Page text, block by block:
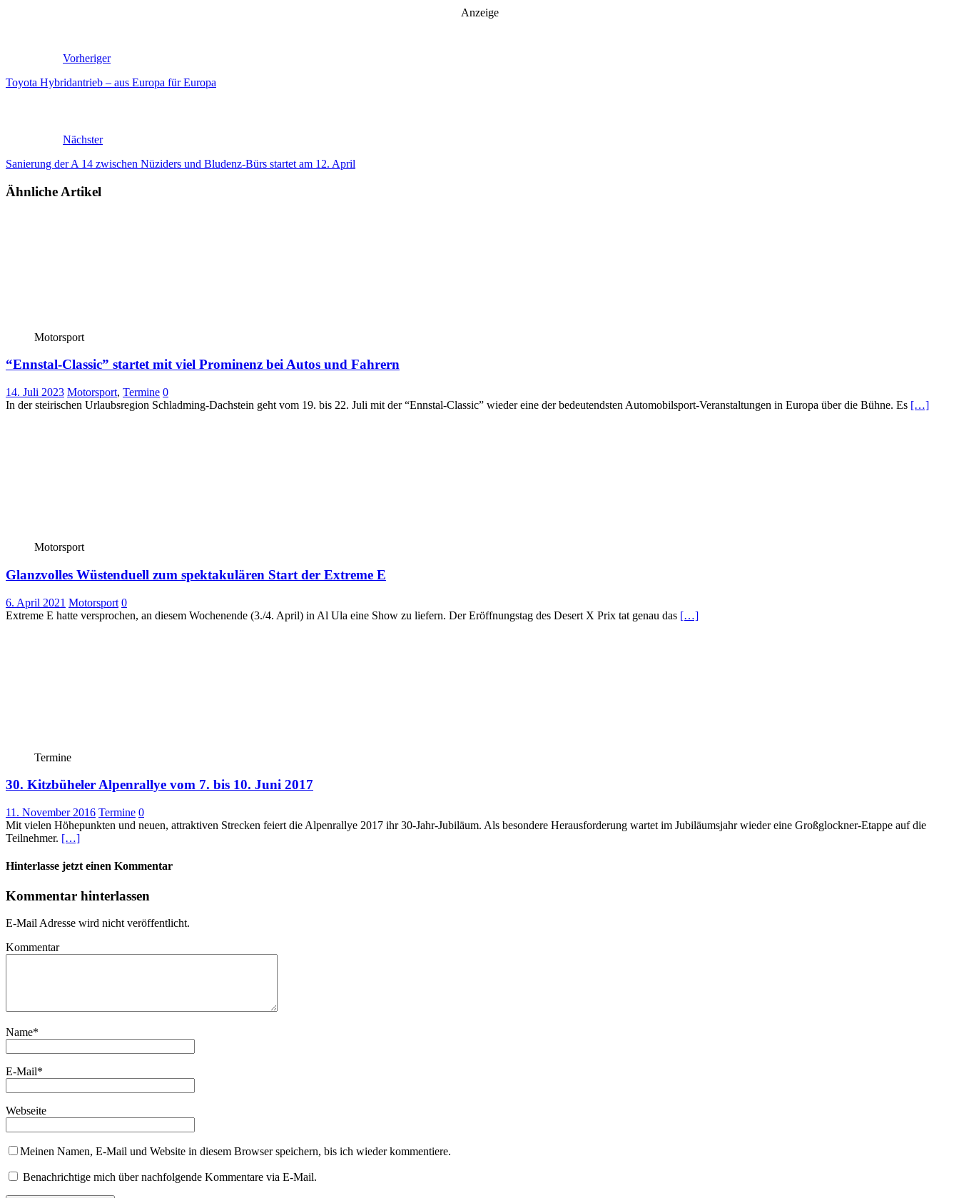
Anzeige
Vorheriger
Toyota Hybridantrieb – aus Europa für Europa
Nächster
Sanierung der A 14 zwischen Nüziders und Bludenz-Bürs startet am 12. April
Ähnliche Artikel
Motorsport
“Ennstal-Classic” startet mit viel Prominenz bei Autos und Fahrern
14. Juli 2023 Motorsport, Termine 0
In der steirischen Urlaubsregion Schladming-Dachstein geht vom 19. bis 22. Juli mit der “Ennstal-Classic” wieder eine der bedeutendsten Automobilsport-Veranstaltungen in Europa über die Bühne. Es […]
Motorsport
Glanzvolles Wüstenduell zum spektakulären Start der Extreme E
6. April 2021 Motorsport 0
Extreme E hatte versprochen, an diesem Wochenende (3./4. April) in Al Ula eine Show zu liefern. Der Eröffnungstag des Desert X Prix tat genau das […]
Termine
30. Kitzbüheler Alpenrallye vom 7. bis 10. Juni 2017
11. November 2016 Termine 0
Mit vielen Höhepunkten und neuen, attraktiven Strecken feiert die Alpenrallye 2017 ihr 30-Jahr-Jubiläum. Als besondere Herausforderung wartet im Jubiläumsjahr wieder eine Großglockner-Etappe auf die
Teilnehmer. […]
Hinterlasse jetzt einen Kommentar
Kommentar hinterlassen
E-Mail Adresse wird nicht veröffentlicht.
Kommentar
Name*
E-Mail*
Webseite
Meinen Namen, E-Mail und Website in diesem Browser speichern, bis ich wieder kommentiere.
Benachrichtige mich über nachfolgende Kommentare via E-Mail.